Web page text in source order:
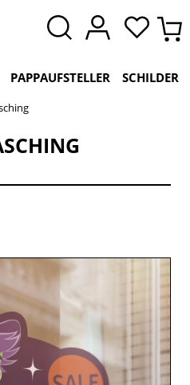
PAPPAUFSTELLER SCHILDER